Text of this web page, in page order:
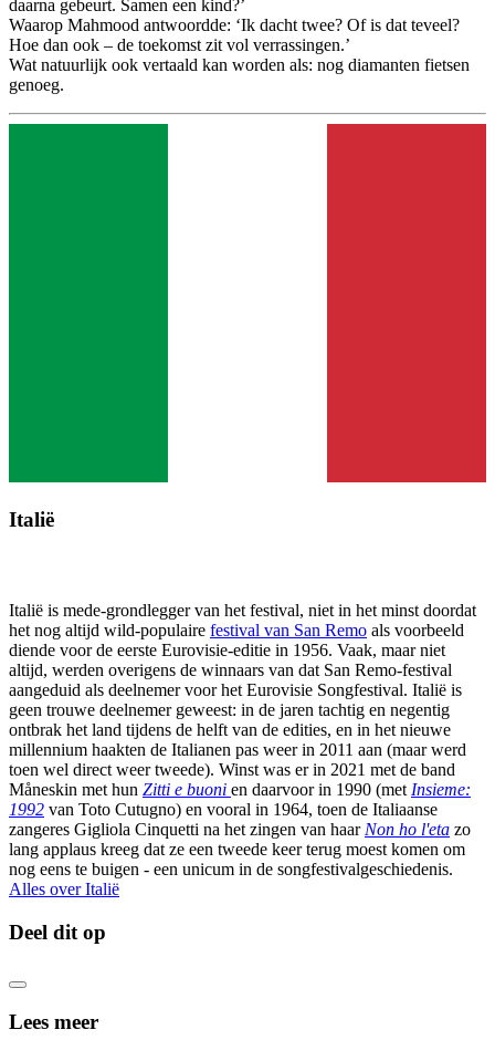
daarna gebeurt. Samen een kind?’
Waarop Mahmood antwoordde: ‘Ik dacht twee? Of is dat teveel?
Hoe dan ook – de toekomst zit vol verrassingen.’
Wat natuurlijk ook vertaald kan worden als: nog diamanten fietsen
genoeg.
Italië
Italië is mede-grondlegger van het festival, niet in het minst doordat
het nog altijd wild-populaire festival van San Remo als voorbeeld
diende voor de eerste Eurovisie-editie in 1956. Vaak, maar niet
altijd, werden overigens de winnaars van dat San Remo-festival
aangeduid als deelnemer voor het Eurovisie Songfestival. Italië is
geen trouwe deelnemer geweest: in de jaren tachtig en negentig
ontbrak het land tijdens de helft van de edities, en in het nieuwe
millennium haakten de Italianen pas weer in 2011 aan (maar werd
toen wel direct weer tweede). Winst was er in 2021 met de band
Måneskin met hun Zitti e buoni en daarvoor in 1990 (met Insieme:
1992 van Toto Cutugno) en vooral in 1964, toen de Italiaanse
zangeres Gigliola Cinquetti na het zingen van haar Non ho l'eta zo
lang applaus kreeg dat ze een tweede keer terug moest komen om
nog eens te buigen - een unicum in de songfestivalgeschiedenis.
Alles over Italië
Deel dit op
Lees meer